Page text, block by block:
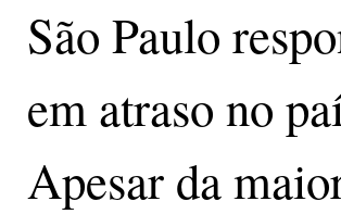
São Paulo
em atraso no
Apesar da